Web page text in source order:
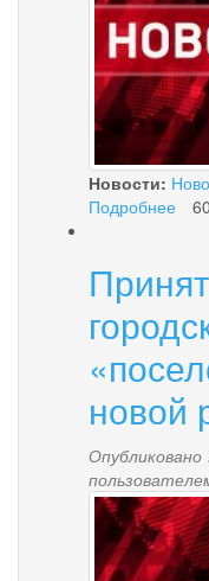
Новости:
Подробнее
-
пора
новой
news-